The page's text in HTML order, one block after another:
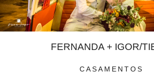
CASAMENTOS
FERNANDA + IGOR/